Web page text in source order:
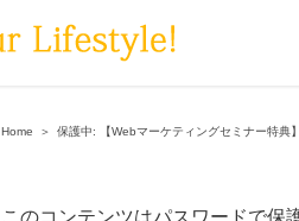
Home ＞ 保護中: 【Webマーケティングセミナー特典
このコンテンツはパスワードで保